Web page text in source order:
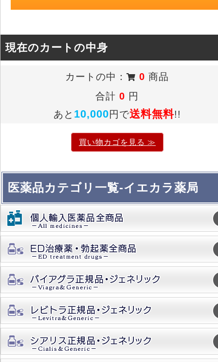
現在のカートの中身
カートの中： 0 商品
合計0 円
あと 10,000円で送料無料!!
買い物カゴを見る ≫
医薬品カテゴリ一覧-イエカラ薬局